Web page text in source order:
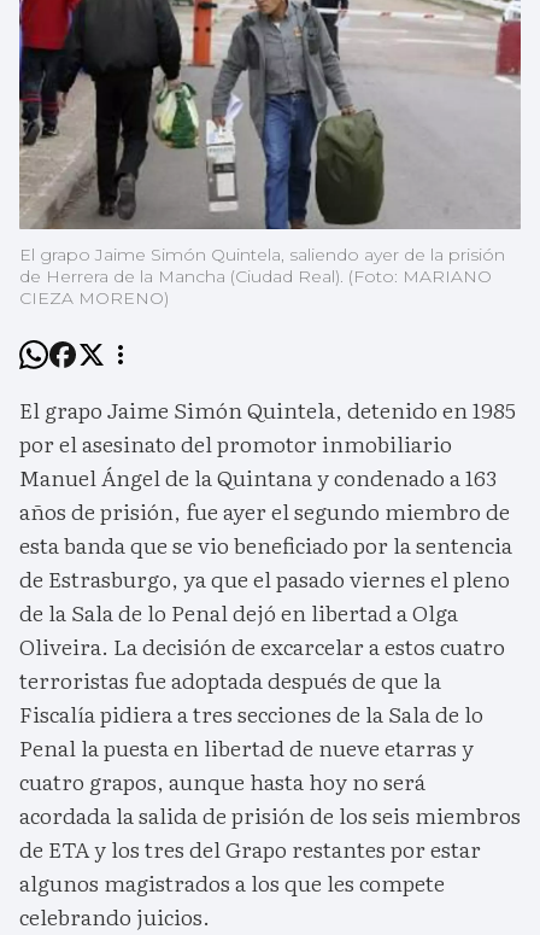
El grapo Jaime Simón Quintela, saliendo ayer de la prisión
de Herrera de la Mancha (Ciudad Real). (Foto: MARIANO
CIEZA MORENO)
El grapo Jaime Simón Quintela, detenido en 1985
por el asesinato del promotor inmobiliario
Manuel Ángel de la Quintana y condenado a 163
años de prisión, fue ayer el segundo miembro de
esta banda que se vio beneficiado por la sentencia
de Estrasburgo, ya que el pasado viernes el pleno
de la Sala de lo Penal dejó en libertad a Olga
Oliveira. La decisión de excarcelar a estos cuatro
terroristas fue adoptada después de que la
Fiscalía pidiera a tres secciones de la Sala de lo
Penal la puesta en libertad de nueve etarras y
cuatro grapos, aunque hasta hoy no será
acordada la salida de prisión de los seis miembros
de ETA y los tres del Grapo restantes por estar
algunos magistrados a los que les compete
celebrando juicios.